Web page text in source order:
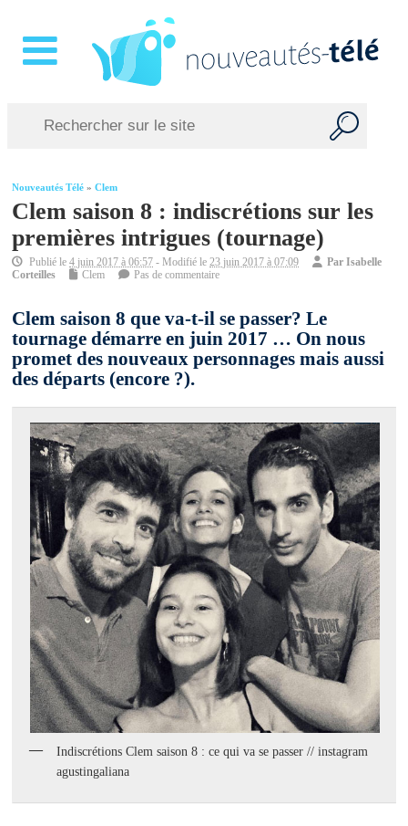
Nouveautés Télé »Clem
Clem saison 8 : indiscrétions sur les
premières intrigues (tournage)
Publié le4 juin 2017 à 06:57 - Modifié le23 juin 2017 à 07:09 ParIsabelle
Corteilles
Clem Pas de commentaire
Clem saison 8 que va-t-il se passer? Le
tournage démarre en juin 2017 … On nous
promet des nouveaux personnages mais aussi
des départs (encore ?).
Indiscrétions Clem saison 8 : ce qui va se passer // instagram
agustingaliana